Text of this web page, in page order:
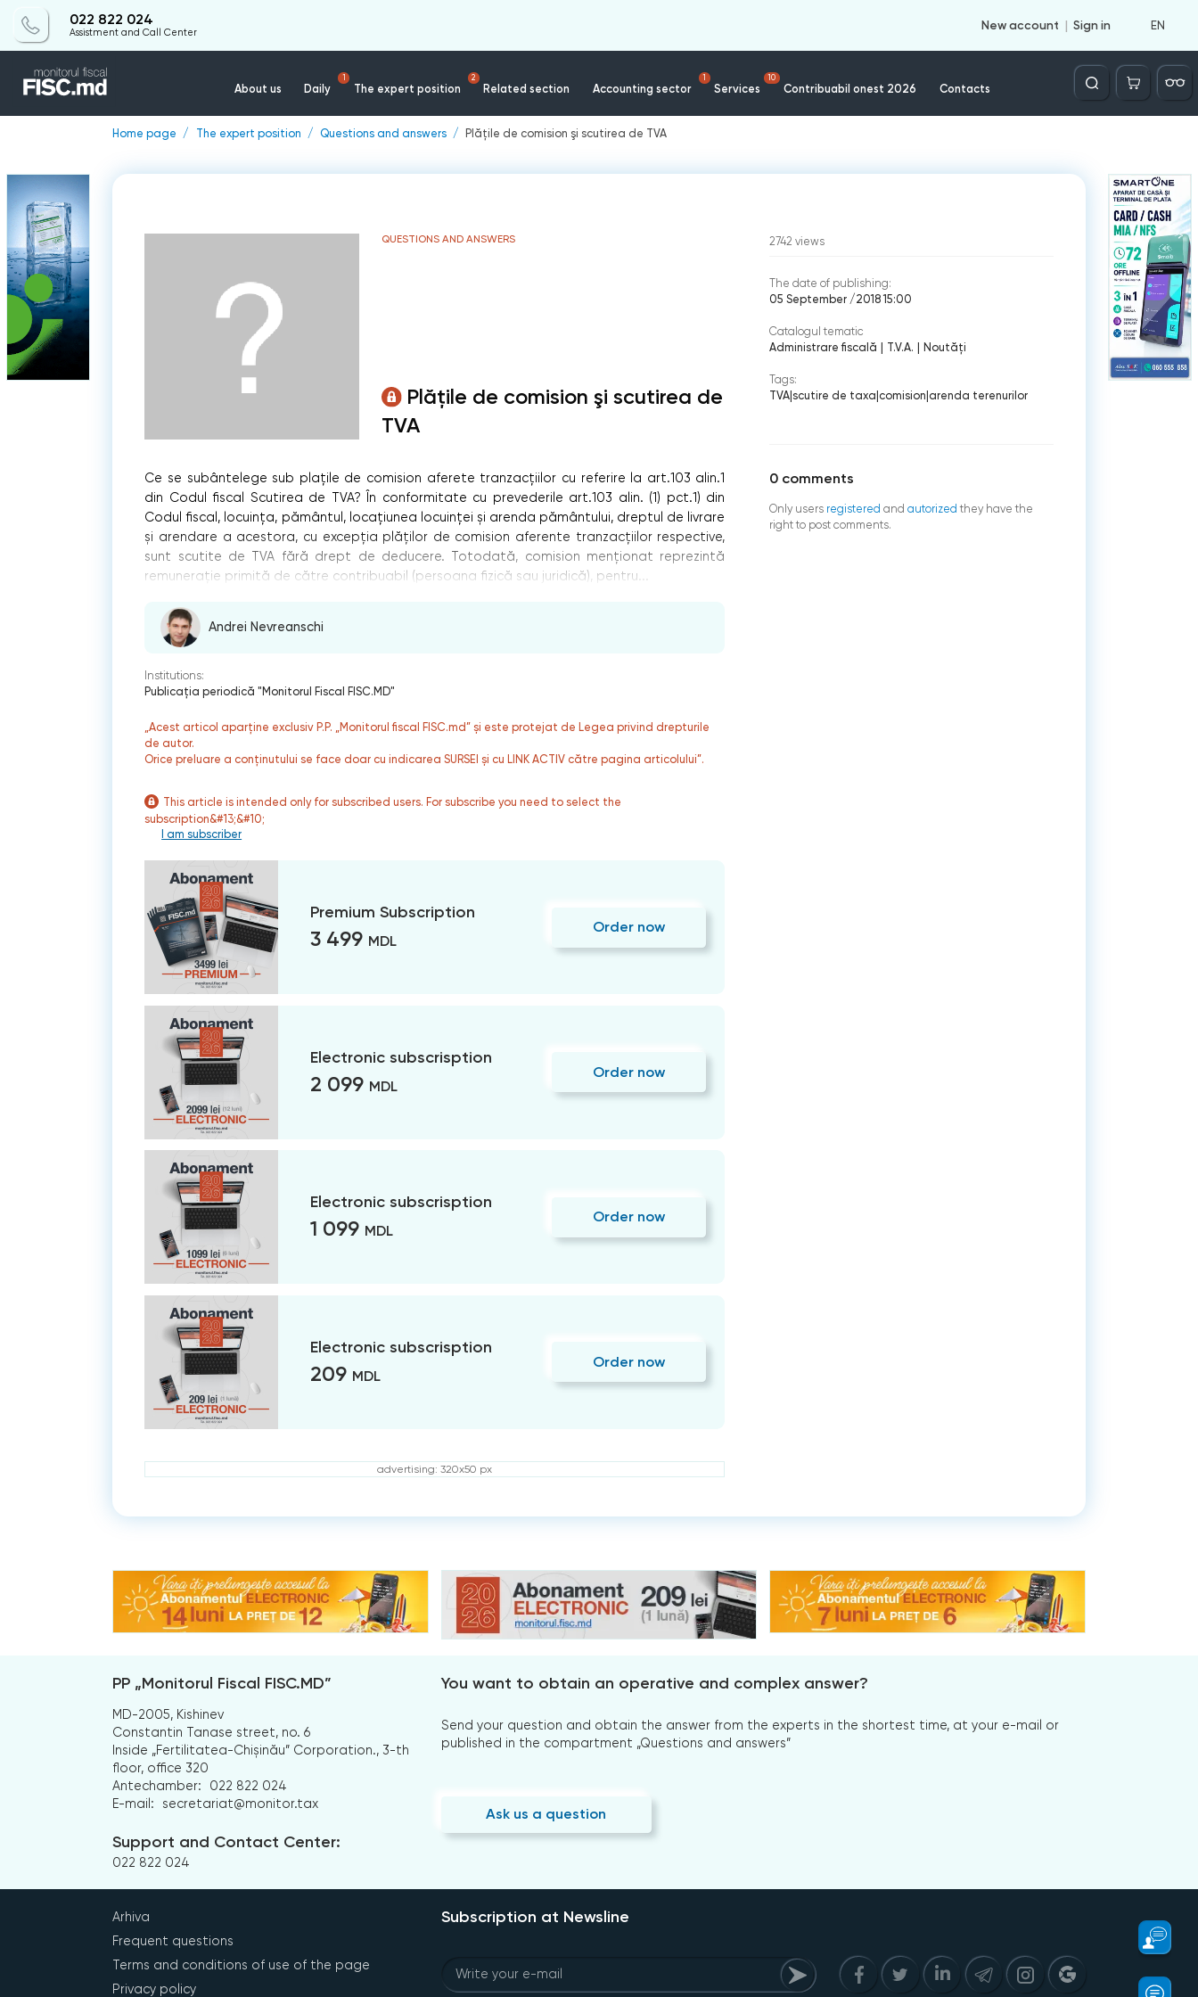
022 822 024
Assistment and Call Center
New account Sign in EN
About us Daily
1
The expert position
2
Related section Accounting sector
1
Services
10
Contribuabil onest 2026 Contacts
Căutare
Home page The expert position Questions and answers Plăţile de comision şi scutirea de TVA
QUESTIONS AND ANSWERS
Plăţile de comision şi scutirea de
TVA
Ce se subântelege sub plaţile de comision aferete tranzacţiilor cu referire la art.103 alin.1
din Codul fiscal Scutirea de TVA? În conformitate cu prevederile art.103 alin. (1) pct.1) din
Codul fiscal, locuința, pământul, locațiunea locuinței și arenda pământului, dreptul de livrare
și arendare a acestora, cu excepția plăților de comision aferente tranzacțiilor respective,
sunt scutite de TVA fără drept de deducere. Totodată, comision menționat reprezintă
remunerație primită de către contribuabil (persoana fizică sau juridică), pentru...
Andrei Nevreanschi
Institutions:
Publicaţia periodică "Monitorul Fiscal FISC.MD"
„Acest articol aparține exclusiv P.P. „Monitorul fiscal FISC.md” și este protejat de Legea privind drepturile
de autor.
Orice preluare a conținutului se face doar cu indicarea SURSEI și cu LINK ACTIV către pagina articolului”.
This article is intended only for subscribed users. For subscribe you need to select the
subscription&#13;&#10;
I am subscriber
Premium Subscription
3 499 MDL
Order now
Electronic subscrisption
2 099 MDL
Order now
Electronic subscrisption
1 099 MDL
Order now
Electronic subscrisption
209 MDL
Order now
advertising: 320x50 px
2742 views
The date of publishing:
05 September /2018 15:00
Catalogul tematic
Administrare fiscală
T.V.A. Noutăți
Tags:
TVA| scutire de taxa comision arenda terenurilor
0 comments
Only users registered and autorized they have the
right to post comments.
PP „Monitorul Fiscal FISC.MD”
MD-2005, Kishinev
Constantin Tanase street, no. 6
Inside „Fertilitatea-Chișinău” Corporation., 3-th
floor, office 320
Antechamber:
022 822 024
E-mail:
secretariat@monitor.tax
Support and Contact Center:
022 822 024
You want to obtain an operative and complex answer?
Send your question and obtain the answer from the experts in the shortest time, at your e-mail or
published in the compartment „Questions and answers”
Ask us a question
Arhiva
Frequent questions
Terms and conditions of use of the page
Privacy policy
Subscription at Newsline